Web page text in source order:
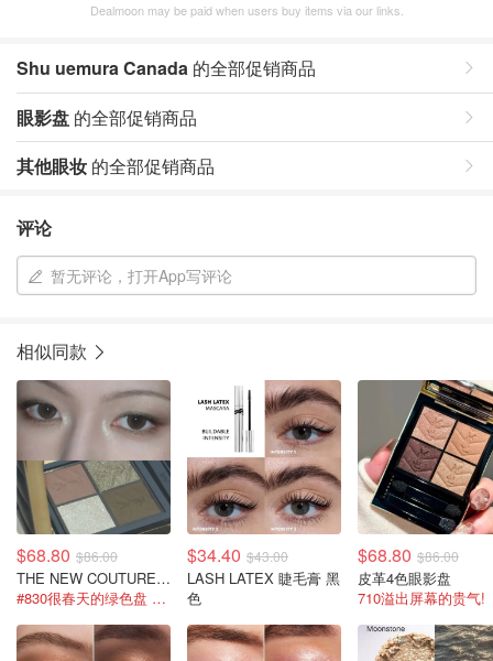
Dealmoon may be paid when users buy items via our links.
Shu uemura Canada 的全部促销商品
眼影盘 的全部促销商品
其他眼妆 的全部促销商品
评论
暂无评论，打开App写评论
相似同款
$68.80 $86.00
THE NEW COUTURE MINI CLUTCH 四色眼影盘
#830很春天的绿色盘 不会显肿!
$34.40 $43.00
LASH LATEX 睫毛膏 黑
色
$68.80 $86.00
皮革4色眼影盘
710溢出屏幕的贵气!